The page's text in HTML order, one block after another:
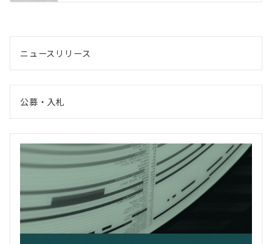
ニュースリリース
公募・入札